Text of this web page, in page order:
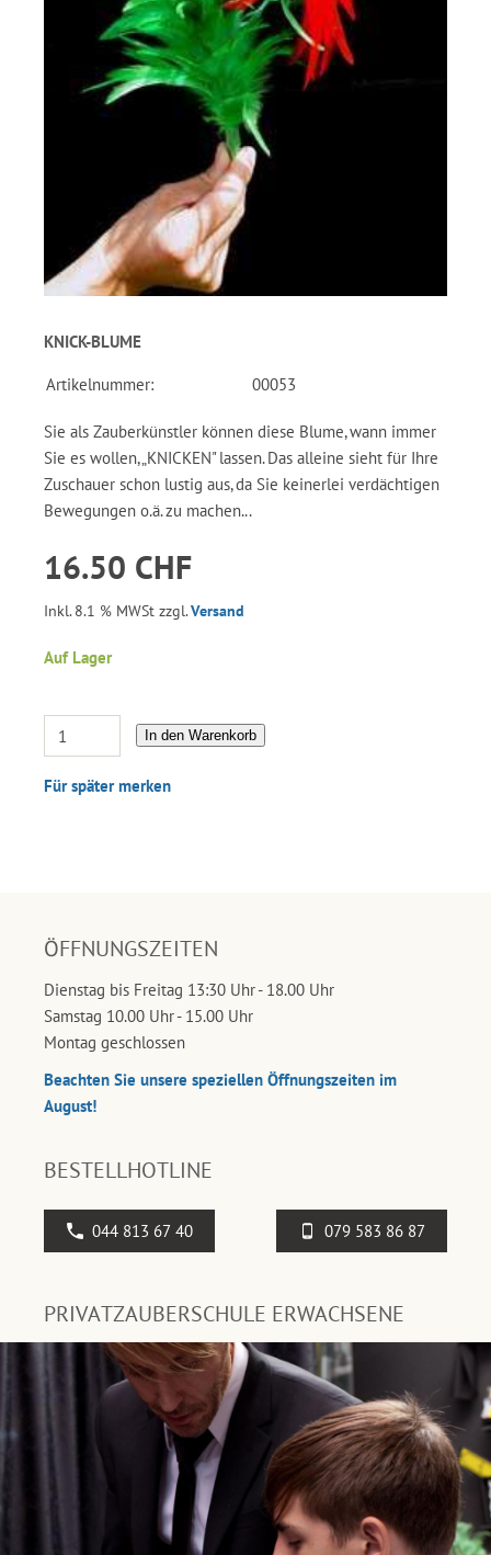
KNICK-BLUME
Artikelnummer: 00053
Sie als Zauberkünstler können diese Blume, wann immer
Sie es wollen, „KNICKEN" lassen. Das alleine sieht für Ihre
Zuschauer schon lustig aus, da Sie keinerlei verdächtigen
Bewegungen o.ä. zu machen...
16.50 CHF
Inkl. 8.1 % MWSt zzgl.Versand
Auf Lager
In den Warenkorb
Für später merken
ÖFFNUNGSZEITEN
Dienstag bis Freitag 13:30 Uhr - 18.00 Uhr
Samstag 10.00 Uhr - 15.00 Uhr
Montag geschlossen
Beachten Sie unsere speziellen Öffnungszeiten im
August!
BESTELLHOTLINE
044 813 67 40 079 583 86 87
PRIVATZAUBERSCHULE ERWACHSENE